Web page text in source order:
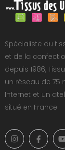
Spécialiste du
et de la
depuis 1986,
un réseau de 75
Internet et un
situé en France.